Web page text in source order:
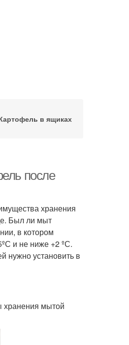
в ящиках
после
хранения
Был ли мыт
в котором
и не ниже +2 ºС.
нужно установить в
хранения мытой